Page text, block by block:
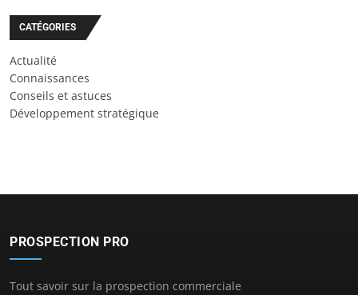
CATÉGORIES
Actualité
Connaissances
Conseils et astuces
Développement stratégique
PROSPECTION PRO
Tout savoir sur la prospection commerciale